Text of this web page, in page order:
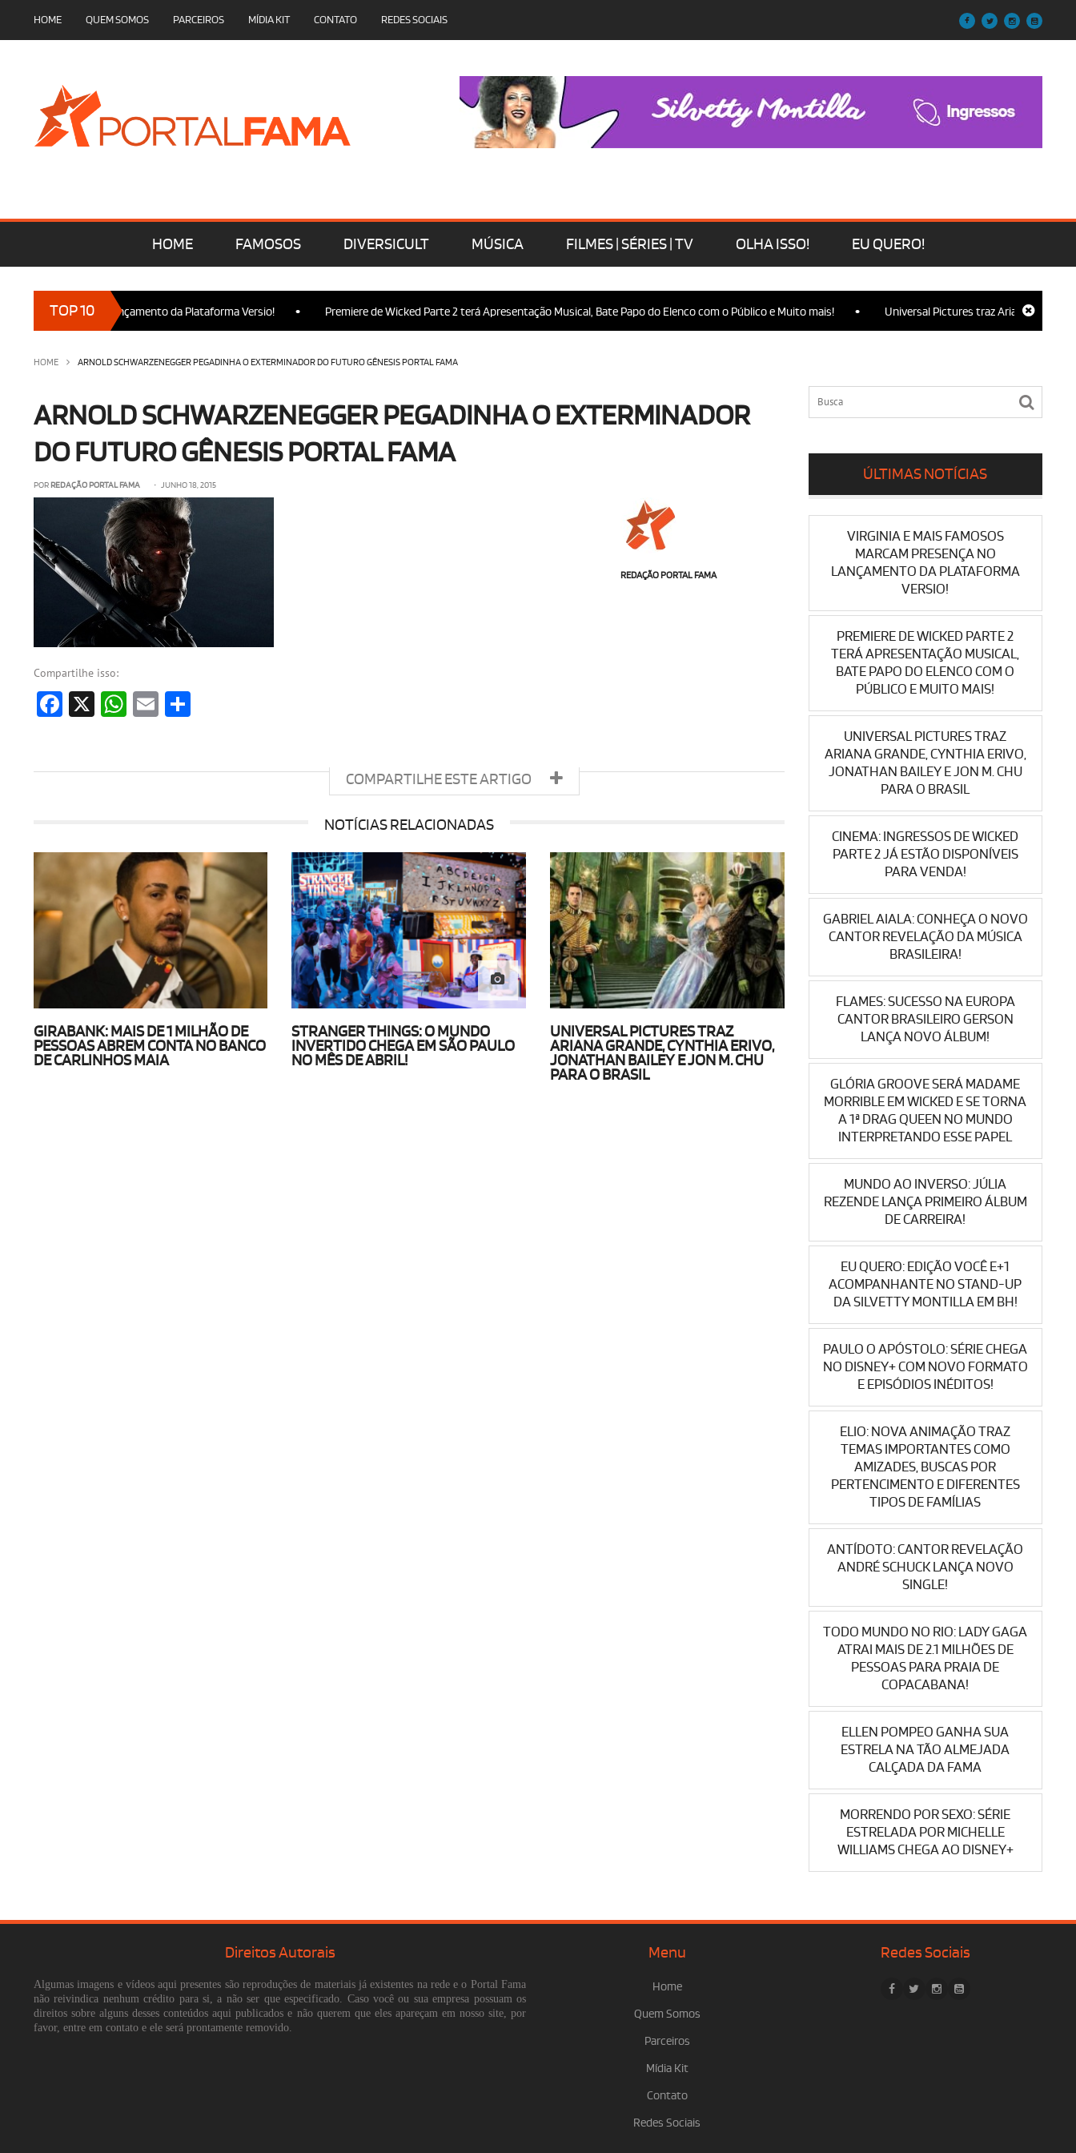
HOME QUEM SOMOS PARCEIROS MÍDIA KIT CONTATO REDES SOCIAIS
HOME FAMOSOS DIVERSICULT MÚSICA FILMES | SÉRIES | TV OLHA ISSO! EU QUERO!
TOP 10
presença no Lançamento da Plataforma Versio! • Premiere de Wicked Parte 2 terá Apresentação Musical, Bate Papo do Elenco com o Público e Muito mais! • Universal Pictures traz Ariana Grande,
HOME ARNOLD SCHWARZENEGGER PEGADINHA O EXTERMINADOR DO FUTURO GÊNESIS PORTAL FAMA
ARNOLD SCHWARZENEGGER PEGADINHA O EXTERMINADOR
DO FUTURO GÊNESIS PORTAL FAMA
POR REDAÇÃO PORTAL FAMA • JUNHO 18, 2015
REDAÇÃO PORTAL FAMA
Compartilhe isso:
Facebook
X WhatsApp
Email
COMPARTILHE ESTE ARTIGO
NOTÍCIAS RELACIONADAS
GIRABANK: MAIS DE 1 MILHÃO DE
PESSOAS ABREM CONTA NO BANCO
DE CARLINHOS MAIA
STRANGER THINGS: O MUNDO
INVERTIDO CHEGA EM SÃO PAULO
NO MÊS DE ABRIL!
UNIVERSAL PICTURES TRAZ
ARIANA GRANDE, CYNTHIA ERIVO,
JONATHAN BAILEY E JON M. CHU
PARA O BRASIL
ÚLTIMAS NOTÍCIAS
VIRGINIA E MAIS FAMOSOS
MARCAM PRESENÇA NO
LANÇAMENTO DA PLATAFORMA
VERSIO!
PREMIERE DE WICKED PARTE 2
TERÁ APRESENTAÇÃO MUSICAL,
BATE PAPO DO ELENCO COM O
PÚBLICO E MUITO MAIS!
UNIVERSAL PICTURES TRAZ
ARIANA GRANDE, CYNTHIA ERIVO,
JONATHAN BAILEY E JON M. CHU
PARA O BRASIL
CINEMA: INGRESSOS DE WICKED
PARTE 2 JÁ ESTÃO DISPONÍVEIS
PARA VENDA!
GABRIEL AIALA: CONHEÇA O NOVO
CANTOR REVELAÇÃO DA MÚSICA
BRASILEIRA!
FLAMES: SUCESSO NA EUROPA
CANTOR BRASILEIRO GERSON
LANÇA NOVO ÁLBUM!
GLÓRIA GROOVE SERÁ MADAME
MORRIBLE EM WICKED E SE TORNA
A 1ª DRAG QUEEN NO MUNDO
INTERPRETANDO ESSE PAPEL
MUNDO AO INVERSO: JÚLIA
REZENDE LANÇA PRIMEIRO ÁLBUM
DE CARREIRA!
EU QUERO: EDIÇÃO VOCÊ E+1
ACOMPANHANTE NO STAND-UP
DA SILVETTY MONTILLA EM BH!
PAULO O APÓSTOLO: SÉRIE CHEGA
NO DISNEY+ COM NOVO FORMATO
E EPISÓDIOS INÉDITOS!
ELIO: NOVA ANIMAÇÃO TRAZ
TEMAS IMPORTANTES COMO
AMIZADES, BUSCAS POR
PERTENCIMENTO E DIFERENTES
TIPOS DE FAMÍLIAS
ANTÍDOTO: CANTOR REVELAÇÃO
ANDRÉ SCHUCK LANÇA NOVO
SINGLE!
TODO MUNDO NO RIO: LADY GAGA
ATRAI MAIS DE 2.1 MILHÕES DE
PESSOAS PARA PRAIA DE
COPACABANA!
ELLEN POMPEO GANHA SUA
ESTRELA NA TÃO ALMEJADA
CALÇADA DA FAMA
MORRENDO POR SEXO: SÉRIE
ESTRELADA POR MICHELLE
WILLIAMS CHEGA AO DISNEY+
Direitos Autorais
Algumas imagens e vídeos aqui presentes são reproduções de materiais já existentes na rede e o Portal Fama
não reivindica nenhum crédito para si, a não ser que especificado. Caso você ou sua empresa possuam os
direitos sobre alguns desses conteúdos aqui publicados e não querem que eles apareçam em nosso site, por
favor, entre em contato e ele será prontamente removido.
Menu
Home
Quem Somos
Parceiros
Mídia Kit
Contato
Redes Sociais
Redes Sociais